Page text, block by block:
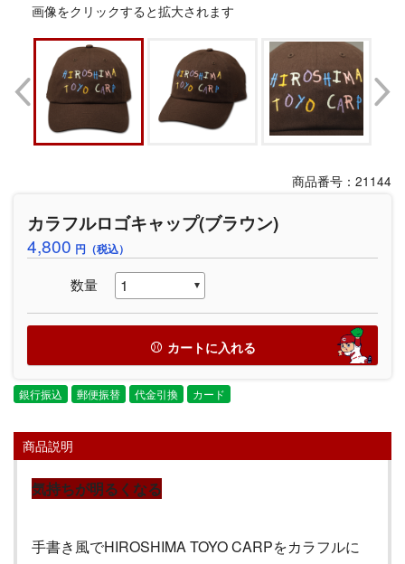
画像をクリックすると拡大されます
商品番号：21144
カラフルロゴキャップ(ブラウン)
4,800 円（税込）
数量
カートに入れる
銀行振込 郵便振替 代金引換 カード
商品説明
気持ちが明るくなる
手書き風でHIROSHIMATOYOCARPをカラフルに